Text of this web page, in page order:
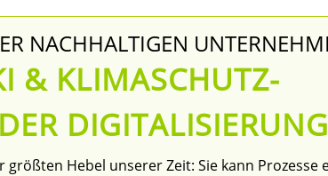
NACHHALTIGEN
& KLIMASCHUTZ-
Hebel unserer Zeit: Sie kann Prozesse